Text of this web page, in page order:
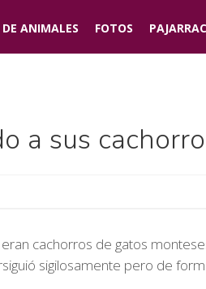
ANIMALES FOTOS
a sus
cachorros de gatos
sigilosamente pero de